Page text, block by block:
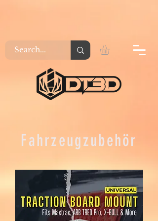
Fahrzeugzubehör